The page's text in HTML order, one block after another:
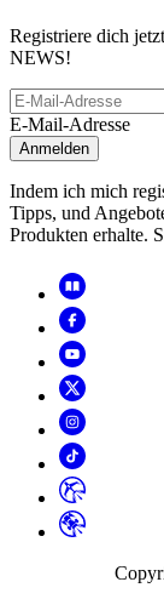
Registriere dich
NEWS!
E-Mail-Adresse
Anmelden
Indem ich mich
Tipps, und
Produkten erhalte.